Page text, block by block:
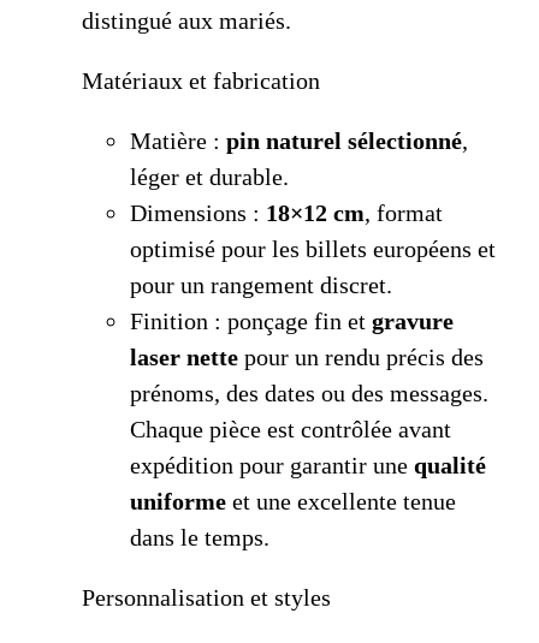
distingué aux mariés.
Matériaux et fabrication
Matière : pin naturel sélectionné,
léger et durable.
Dimensions : 18×12 cm, format
optimisé pour les billets européens et
pour un rangement discret.
Finition : ponçage fin et gravure
laser nette pour un rendu précis des
prénoms, des dates ou des messages.
Chaque pièce est contrôlée avant
expédition pour garantir une qualité
uniforme et une excellente tenue
dans le temps.
Personnalisation et styles